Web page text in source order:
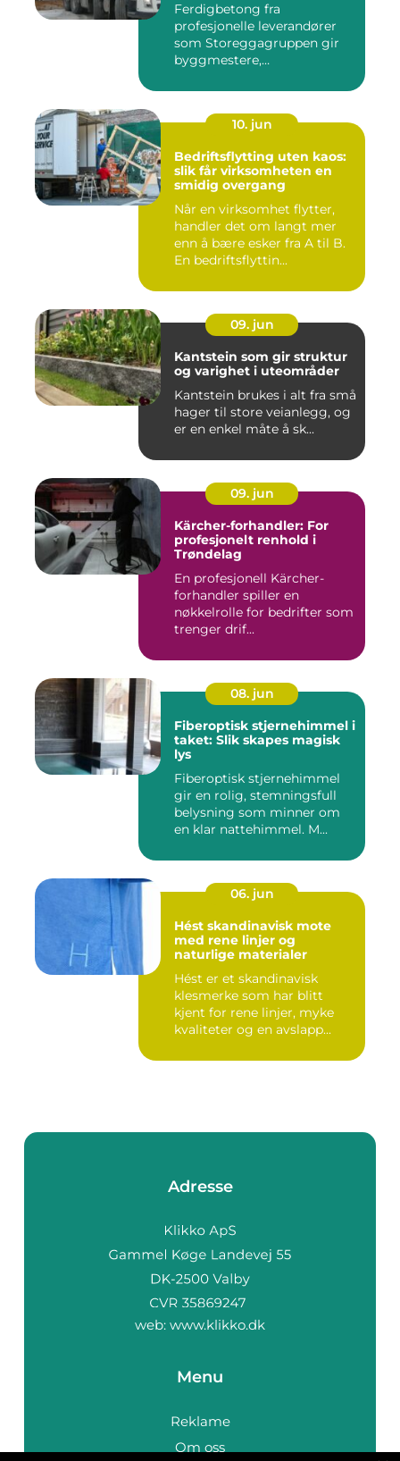
Ferdigbetong fra
profesjonelle leverandører
som Storeggagruppen gir
byggmestere,
10. jun
Bedriftsflytting uten kaos:
slik får virksomheten en
smidig overgang
Når en virksomhet flytter,
handler det om langt mer
enn å bære esker fra A til B.
En bedriftsflyttin...
09. jun
Kantstein som gir struktur
og varighet i uteområder
Kantstein brukes i alt fra små
hager til store veianlegg, og
er en enkel måte å sk...
09. jun
Kärcher-forhandler: For
profesjonelt renhold i
Trøndelag
En profesjonell Kärcher-
forhandler spiller en
nøkkelrolle for bedrifter som
trenger drif...
08. jun
Fiberoptisk stjernehimmel i
taket: Slik skapes magisk
lys
Fiberoptisk stjernehimmel
gir en rolig, stemningsfull
belysning som minner om
en klar nattehimmel. M...
06. jun
Hést skandinavisk mote
med rene linjer og
naturlige materialer
Hést er et skandinavisk
klesmerke som har blitt
kjent for rene linjer, myke
kvaliteter og en avslapp...
Adresse
web: www.klikko.dk
Menu
Reklame
Om oss